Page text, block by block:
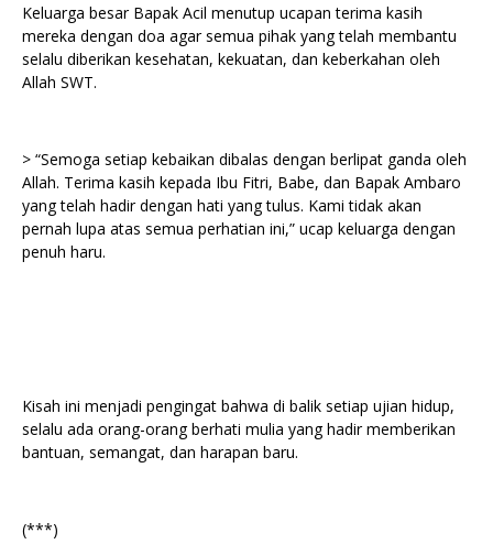
Keluarga besar Bapak Acil menutup ucapan terima kasih
mereka dengan doa agar semua pihak yang telah membantu
selalu diberikan kesehatan, kekuatan, dan keberkahan oleh
Allah SWT.
> “Semoga setiap kebaikan dibalas dengan berlipat ganda oleh
Allah. Terima kasih kepada Ibu Fitri, Babe, dan Bapak Ambaro
yang telah hadir dengan hati yang tulus. Kami tidak akan
pernah lupa atas semua perhatian ini,” ucap keluarga dengan
penuh haru.
Kisah ini menjadi pengingat bahwa di balik setiap ujian hidup,
selalu ada orang-orang berhati mulia yang hadir memberikan
bantuan, semangat, dan harapan baru.
(***)